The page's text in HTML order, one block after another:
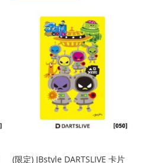
到
收
藏
夾
(限定) JBstyle DARTSLIVE 卡片